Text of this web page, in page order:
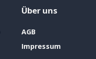
Über uns
AGB
Impressum